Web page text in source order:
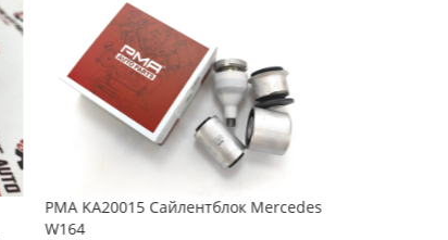
PMA KA20015 Сайлентблок Mercedes
W164